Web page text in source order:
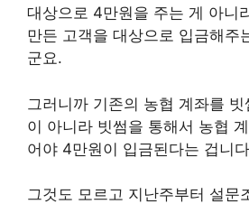
대상으로 4만원을 주는 게 아니
만든 고객을 대상으로 입금해주
군요.
그러니까 기존의 농협 계좌를
이 아니라 빗썸을 통해서 농협
어야 4만원이 입금된다는 겁니
그것도 모르고 지난주부터 설문